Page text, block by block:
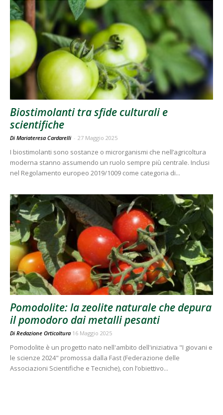
Biostimolanti tra sfide culturali e
scientifiche
Di Mariateresa Cardarelli - 27 Maggio 2025
I biostimolanti sono sostanze o microrganismi che nell’agricoltura
moderna stanno assumendo un ruolo sempre più centrale. Inclusi
nel Regolamento europeo 2019/1009 come categoria di...
Pomodolite: la zeolite naturale che depura
il pomodoro dai metalli pesanti
Di Redazione Orticoltura 16 Maggio 2025
Pomodolite è un progetto nato nell'ambito dell'iniziativa "I giovani e
le scienze 2024" promossa dalla Fast (Federazione delle
Associazioni Scientifiche e Tecniche), con l’obiettivo...